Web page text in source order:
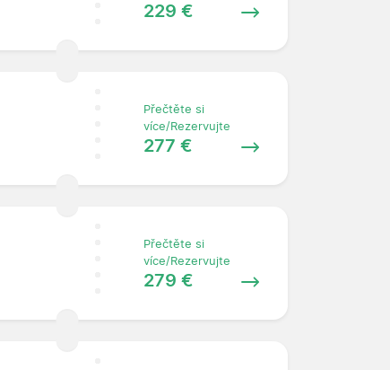
229 €
Přečtěte si
více/Rezervujte
277 €
Přečtěte si
více/Rezervujte
279 €